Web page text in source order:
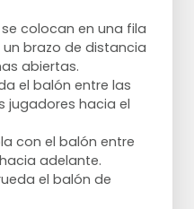
colocan en una fila
brazo de distancia
abiertas.
el balón entre las
jugadores hacia el
con el balón entre
adelante.
el balón de